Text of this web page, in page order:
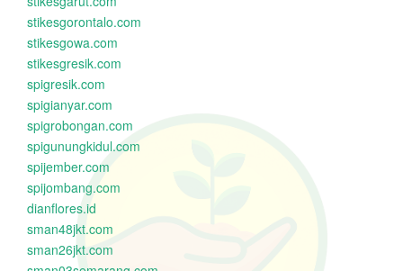
stikesgorontalo.com
stikesgowa.com
stikesgresik.com
spigresik.com
spigianyar.com
spigrobongan.com
spigunungkidul.com
spijember.com
spijombang.com
dianflores.id
sman48jkt.com
sman26jkt.com